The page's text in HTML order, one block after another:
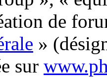
de
»
sur